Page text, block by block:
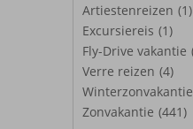
Artiestenreizen (1)
Excursiereis (1)
Fly-Drive vakantie
Verre reizen (4)
Winterzonvakantie
Zonvakantie (441)